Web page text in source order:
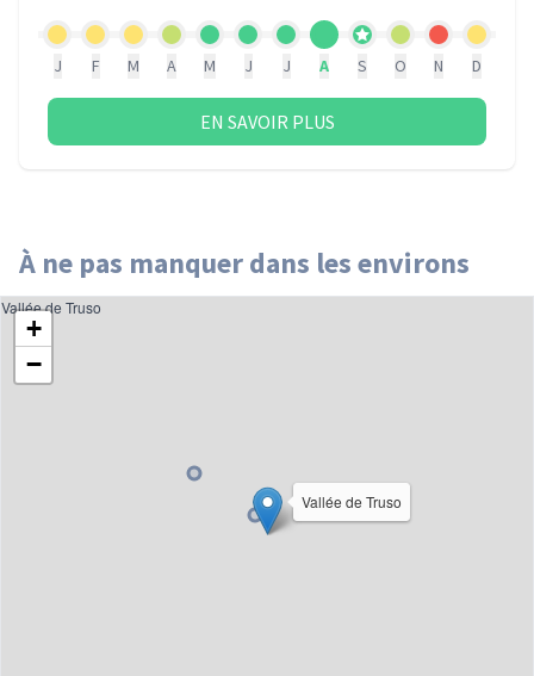
J F M A M J J A S O N D
EN SAVOIR PLUS
À ne pas manquer dans les environs
Vallée de Truso
+
−
Vallée de Truso